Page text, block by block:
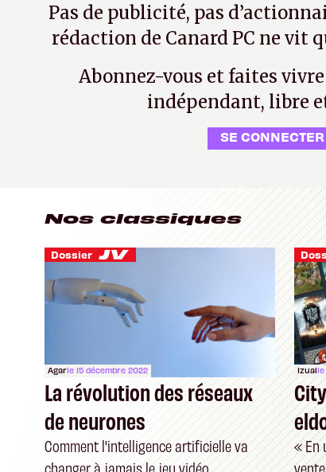
Pas de publicité, pas
rédaction de Canard PC ne vit
Abonnez-vous et faites
indépendant, libre
SE CONNECTER
Nos classiques
Dossier
Agarle 15 décembre 2022
La révolution des réseaux
de neurones
Comment l'intelligence artificielle va
changer à jamais le jeu vidéo
Izualle
« En